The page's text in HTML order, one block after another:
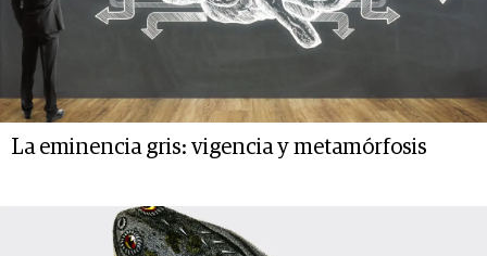
La eminencia gris: vigencia y metamórfosis